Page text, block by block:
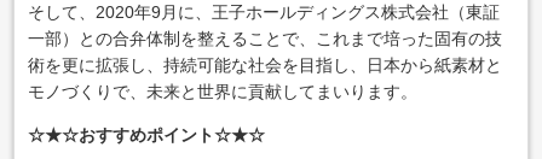
そして、2020年9月に、王子ホールディングス株式会社（東証
一部）との合弁体制を整えることで、これまで培った固有の技
術を更に拡張し、持続可能な社会を目指し、日本から紙素材と
モノづくりで、未来と世界に貢献してまいります。
☆★☆おすすめポイント☆★☆